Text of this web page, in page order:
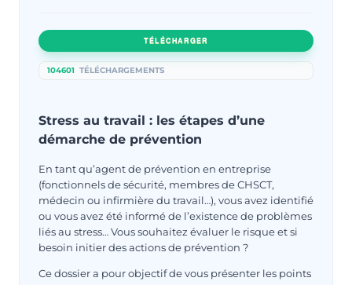
TÉLÉCHARGER
104601 TÉLÉCHARGEMENTS
Stress au travail : les étapes d’une
démarche de prévention
En tant qu’agent de prévention en entreprise
(fonctionnels de sécurité, membres de CHSCT,
médecin ou infirmière du travail…), vous avez identifié
ou vous avez été informé de l’existence de problèmes
liés au stress… Vous souhaitez évaluer le risque et si
besoin initier des actions de prévention ?
Ce dossier a pour objectif de vous présenter les points